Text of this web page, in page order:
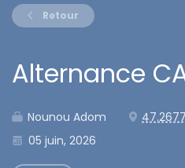
Retour
Alternance
Nounou Adom
05 juin, 2026